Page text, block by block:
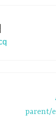
parent/